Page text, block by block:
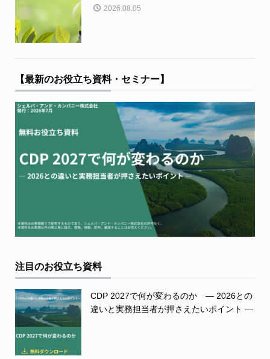
2026.08.05
【最新のお役立ち資料・セミナー】
注目のお役立ち資料
CDP 2027で何が変わるのか ― 2026との
違いと実務担当者が押さえたいポイント ―